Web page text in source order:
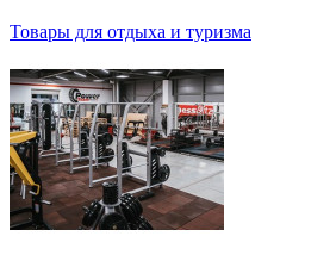
Товары для отдыха и туризма